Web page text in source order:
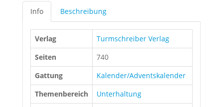
Info Beschreibung
Verlag
Turmschreiber Verlag
Seiten
740
Gattung
Kalender/Adventskalender
Themenbereich
Unterhaltung